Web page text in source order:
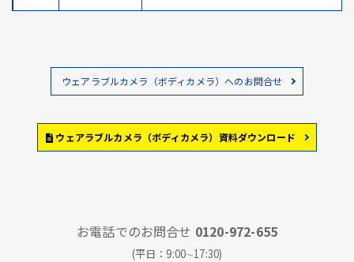
ウェアラブルカメラ（ボディカメラ）へのお問合せ
ウェアラブルカメラ（ボディカメラ）資料ダウンロード
お電話でのお問合せ 0120-972-655
(平日：9:00∼17:30)